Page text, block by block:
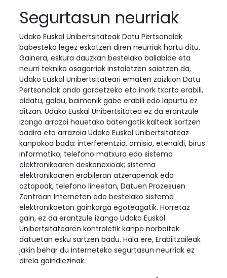
Segurtasun neurriak
Udako Euskal Unibertsitateak Datu Pertsonalak
babesteko legez eskatzen diren neurriak hartu ditu.
Gainera, eskura dauzkan bestelako baliabide eta
neurri tekniko osagarriak instalatzen saiatzen da,
Udako Euskal Unibertsitateari ematen zaizkion Datu
Pertsonalak ondo gordetzeko eta inork txarto erabili,
aldatu, galdu, baimenik gabe erabili edo lapurtu ez
ditzan. Udako Euskal Unibertsitatea ez da erantzule
izango arrazoi hauetako batengatik kalteak sortzen
badira eta arrazoia Udako Euskal Unibertsitateaz
kanpokoa bada: interferentzia, omisio, etenaldi, birus
informatiko, telefono matxura edo sistema
elektronikoaren deskonexioak; sistema
elektronikoaren erabileran atzerapenak edo
oztopoak, telefono lineetan, Datuen Prozesuen
Zentroan Interneten edo bestelako sistema
elektronikoetan gainkarga egoteagatik. Horretaz
gain, ez da erantzule izango Udako Euskal
Unibertsitatearen kontroletik kanpo norbaitek
datuetan esku sartzen badu. Hala ere, Erabiltzaileak
jakin behar du Interneteko segurtasun neurriak ez
direla gaindiezinak.